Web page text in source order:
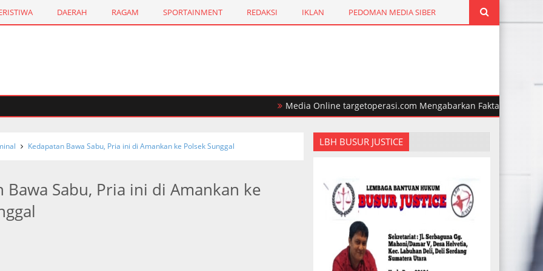
DAERAH RAGAM SPORTAINMENT REDAKSI IKLAN PEDOMAN MEDIA SIBER
Media Online targetoperasi.com Mengabarkan Fakta Akurat &
Kedapatan Bawa Sabu, Pria ini di Amankan ke Polsek Sunggal
Bawa Sabu, Pria ini di Amankan ke
LBH BUSUR JUSTICE